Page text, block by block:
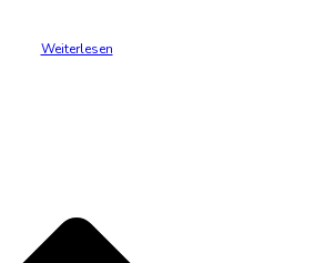
Weiterlesen